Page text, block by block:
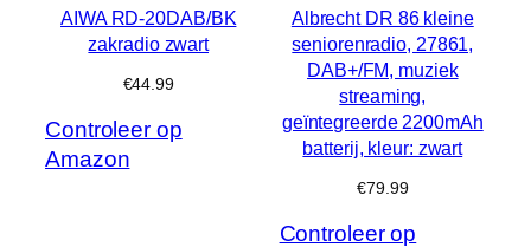
AIWA RD-20DAB/BK
zakradio zwart
€44.99
Controleer op
Amazon
Albrecht DR 86 kleine
seniorenradio, 27861,
DAB+/FM, muziek
streaming,
geïntegreerde 2200mAh
batterij, kleur: zwart
€79.99
Controleer op